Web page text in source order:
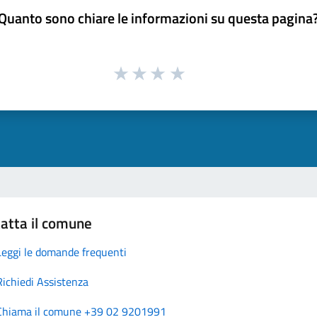
sono chiare le informazioni su questa
il comune
le domande frequenti
Assistenza
il comune +39 02 9201991